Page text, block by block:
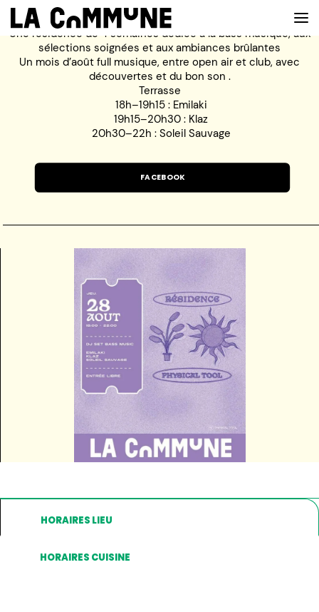
VOIR LA CARTE
CHEFS
PROG’
BAR
RESERVER
À PROPOS
Une résidence de 4 semaines dédiée à la bass musique, aux
sélections soignées et aux ambiances brûlantes
Un mois d’août full musique, entre open air et club, avec
découvertes et du bon son .
Terrasse
18h–19h15 : Emilaki
19h15–20h30 : Klaz
20h30–22h : Soleil Sauvage
FACEBOOK
HORAIRES LIEU
HORAIRES CUISINE